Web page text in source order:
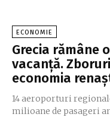
ECONOMIE
Grecia rămâne
vacanță.
economia
14 aeroporturi
milioane de pasageri